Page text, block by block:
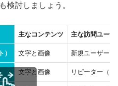
検討しましょう。
主なコンテンツ 主な訪問ユーザ
文字と画像 新規ユーザー
文字と画像 リピーター（フ